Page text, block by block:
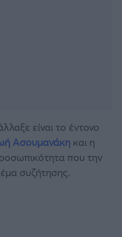
είναι το έντονο
Ασουμανάκη και η
που την
συζήτησης.